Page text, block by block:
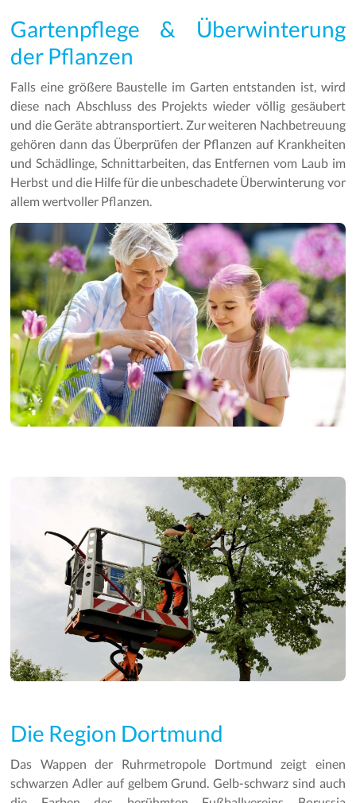
Gartenpflege & Überwinterung
der Pflanzen
Falls eine größere Baustelle im Garten entstanden ist, wird
diese nach Abschluss des Projekts wieder völlig gesäubert
und die Geräte abtransportiert. Zur weiteren Nachbetreuung
gehören dann das Überprüfen der Pflanzen auf Krankheiten
und Schädlinge, Schnittarbeiten, das Entfernen vom Laub im
Herbst und die Hilfe für die unbeschadete Überwinterung vor
allem wertvoller Pflanzen.
Die Region Dortmund
Das Wappen der Ruhrmetropole Dortmund zeigt einen
schwarzen Adler auf gelbem Grund. Gelb-schwarz sind auch